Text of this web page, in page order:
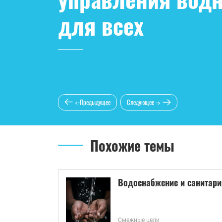
для всех
<-Предыдущее Следующее ->
Похожие темы
Водоснабжение и
Смежные цели